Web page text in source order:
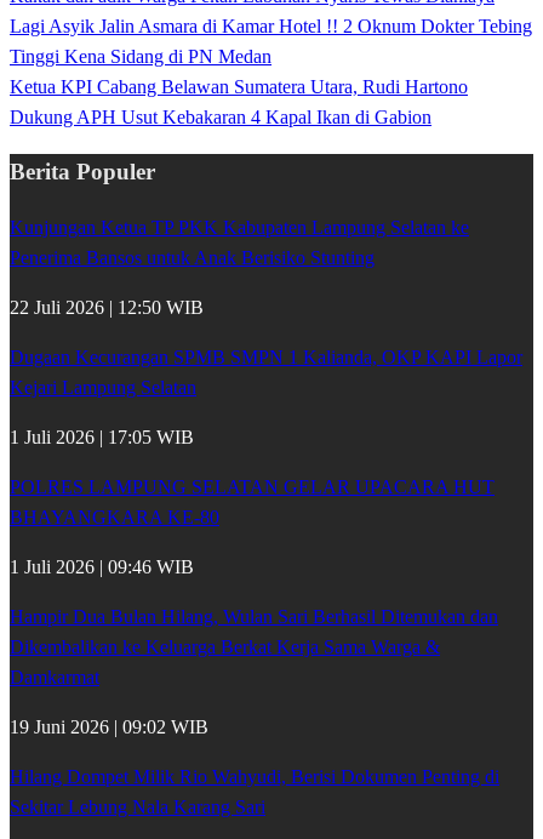
Lagi Asyik Jalin Asmara di Kamar Hotel !! 2 Oknum Dokter Tebing
Tinggi Kena Sidang di PN Medan
Ketua KPI Cabang Belawan Sumatera Utara, Rudi Hartono
Dukung APH Usut Kebakaran 4 Kapal Ikan di Gabion
Berita Populer
Kunjungan Ketua TP PKK Kabupaten Lampung Selatan ke
Penerima Bansos untuk Anak Berisiko Stunting
22 Juli 2026 | 12:50 WIB
Dugaan Kecurangan SPMB SMPN 1 Kalianda, OKP KAPI Lapor
Kejari Lampung Selatan
1 Juli 2026 | 17:05 WIB
POLRES LAMPUNG SELATAN GELAR UPACARA HUT
BHAYANGKARA KE-80
1 Juli 2026 | 09:46 WIB
Hampir Dua Bulan Hilang, Wulan Sari Berhasil Ditemukan dan
Dikembalikan ke Keluarga Berkat Kerja Sama Warga &
Damkarmat
19 Juni 2026 | 09:02 WIB
Hilang Dompet Milik Rio Wahyudi, Berisi Dokumen Penting di
Sekitar Lebung Nala Karang Sari